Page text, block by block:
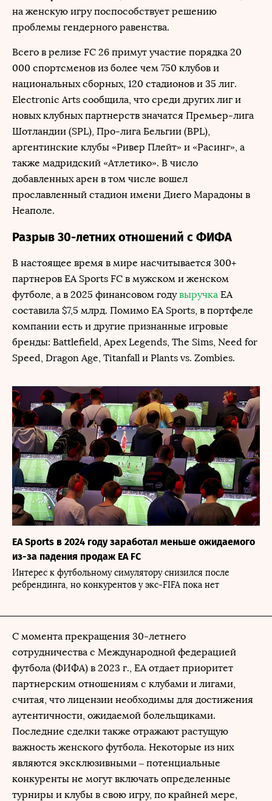
на женскую игру поспособствует решению
проблемы гендерного равенства.
Всего в релизе FC 26 примут участие порядка 20
000 спортсменов из более чем 750 клубов и
национальных сборных, 120 стадионов и 35 лиг.
Electronic Arts сообщила, что среди других лиг и
новых клубных партнерств значатся Премьер-лига
Шотландии (SPL), Про-лига Бельгии (BPL),
аргентинские клубы «Ривер Плейт» и «Расинг», а
также мадридский «Атлетико». В число
добавленных арен в том числе вошел
прославленный стадион имени Диего Марадоны в
Неаполе.
Разрыв 30-летних отношений с ФИФА
В настоящее время в мире насчитывается 300+
партнеров EA Sports FC в мужском и женском
футболе, а в 2025 финансовом годувыручка EA
составила $7,5 млрд. Помимо EA Sports, в портфеле
компании есть и другие признанные игровые
бренды: Battlefield, Apex Legends, The Sims, Need for
Speed, Dragon Age, Titanfall и Plants vs. Zombies.
EA Sports в 2024 году заработал меньше ожидаемого
из-за падения продаж EA FC
Интерес к футбольному симулятору снизился после
ребрендинга, но конкурентов у экс-FIFA пока нет
С момента прекращения 30-летнего
сотрудничества с Международной федерацией
футбола (ФИФА) в 2023 г., EA отдает приоритет
партнерским отношениям с клубами и лигами,
считая, что лицензии необходимы для достижения
аутентичности, ожидаемой болельщиками.
Последние сделки также отражают растущую
важность женского футбола. Некоторые из них
являются эксклюзивными – потенциальные
конкуренты не могут включать определенные
турниры и клубы в свою игру, по крайней мере,